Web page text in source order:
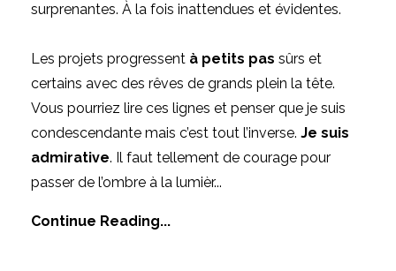
surprenantes. À la fois inattendues et évidentes.
Les projets progressent à petits pas sûrs et
certains avec des rêves de grands plein la tête.
Vous pourriez lire ces lignes et penser que je suis
condescendante mais c’est tout l’inverse. Je suis
admirative. Il faut tellement de courage pour
passer de l’ombre à la lumièr...
Continue Reading...